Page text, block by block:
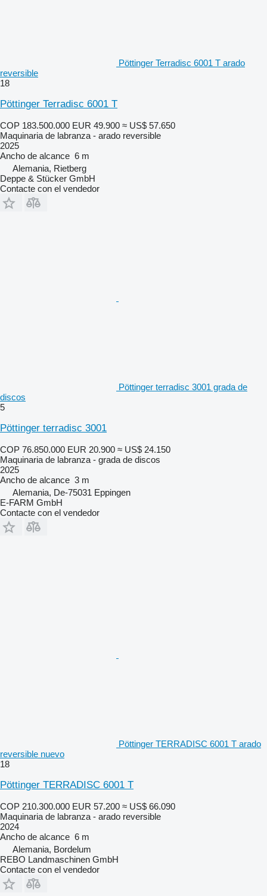
Pöttinger Terradisc 6001 T arado
reversible
18
Pöttinger Terradisc 6001 T
COP 183.500.000 EUR 49.900 ≈ US$ 57.650
Maquinaria de labranza - arado reversible
2025
Ancho de alcance 6 m
Alemania, Rietberg
Deppe & Stücker GmbH
Contacte con el vendedor
Pöttinger terradisc 3001 grada de
discos
5
Pöttinger terradisc 3001
COP 76.850.000 EUR 20.900 ≈ US$ 24.150
Maquinaria de labranza - grada de discos
2025
Ancho de alcance 3 m
Alemania, De-75031 Eppingen
E-FARM GmbH
Contacte con el vendedor
Pöttinger TERRADISC 6001 T arado
reversible nuevo
18
Pöttinger TERRADISC 6001 T
COP 210.300.000 EUR 57.200 ≈ US$ 66.090
Maquinaria de labranza - arado reversible
2024
Ancho de alcance 6 m
Alemania, Bordelum
REBO Landmaschinen GmbH
Contacte con el vendedor